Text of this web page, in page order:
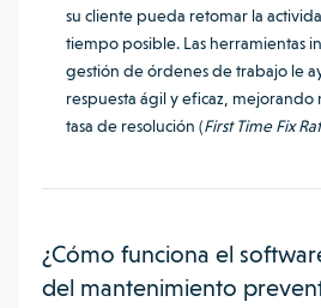
su cliente pueda retomar la
tiempo posible. Las herramientas
gestión de órdenes de trabajo le
respuesta ágil y eficaz, mejorando
tasa de resolución (First Time Fix
¿Cómo funciona el
del mantenimiento